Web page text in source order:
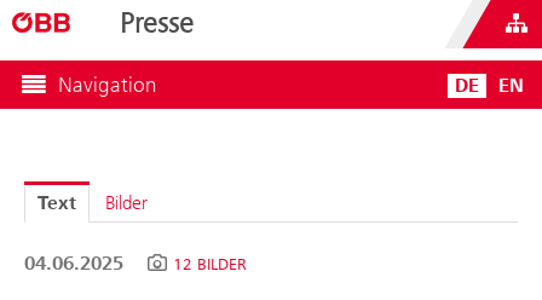
Presse
Navigation DE EN
Text Bilder
04.06.2025 12 BILDER